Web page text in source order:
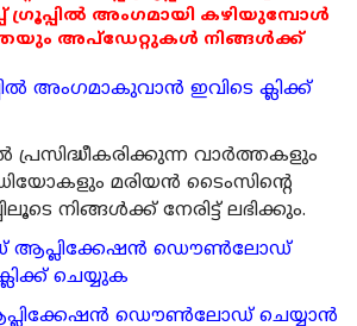
ഗ്രൂപ്പിൽ അംഗമായി കഴിയുമ്പോൾ
അപ്ഡേറ്റുകൾ നിങ്ങൾക്ക്
അംഗമാകുവാൻ ഇവിടെ ക്ലിക്ക്
വാര്‍ത്തകളും
മരിയന്‍ ടൈംസിന്റെ
നിങ്ങള്‍ക്ക് നേരിട്ട് ലഭിക്കും.
ആപ്ലിക്കേഷന്‍ ഡൌണ്‍ലോഡ്
ചെയ്യുക
ഡൌണ്‍ലോഡ് ചെയ്യാന്‍